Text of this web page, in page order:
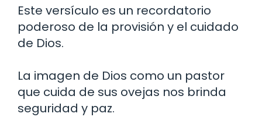
Este versículo es un recordatorio
poderoso de la provisión y el cuidado
de Dios.
La imagen de Dios como un pastor
que cuida de sus ovejas nos brinda
seguridad y paz.